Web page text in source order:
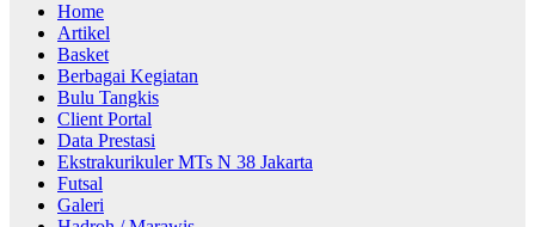
Home
Artikel
Basket
Berbagai Kegiatan
Bulu Tangkis
Client Portal
Data Prestasi
Ekstrakurikuler MTs N 38 Jakarta
Futsal
Galeri